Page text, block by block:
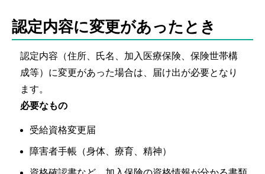
認定内容に変更があったとき
認定内容（住所、氏名、加入医療保険、保険世帯構
成等）に変更があった場合は、届け出が必要となり
ます。
必要なもの
受給資格変更届
障害者手帳（身体、療育、精神）